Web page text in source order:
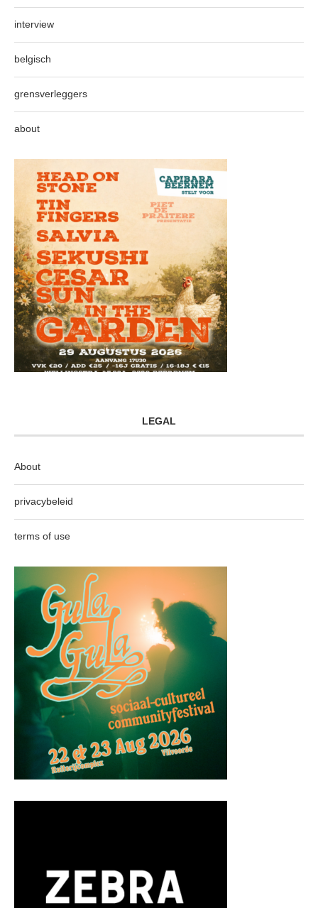
interview
belgisch
grensverleggers
about
LEGAL
About
privacybeleid
terms of use